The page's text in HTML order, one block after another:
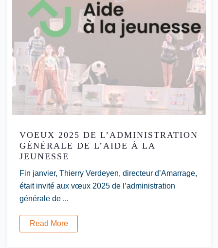
VOEUX 2025 DE L’ADMINISTRATION
GÉNÉRALE DE L’AIDE À LA
JEUNESSE
Fin janvier, Thierry Verdeyen, directeur d’Amarrage,
était invité aux vœux 2025 de l’administration
générale de ...
Read More